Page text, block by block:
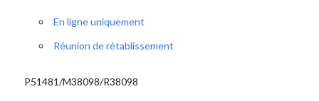
En ligne uniquement
Réunion de rétablissement
P51481/M38098/R38098